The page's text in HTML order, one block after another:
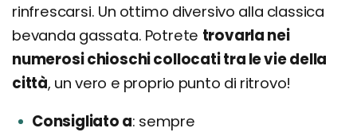
rinfrescarsi. Un ottimo diversivo alla classica
bevanda gassata. Potrete trovarla nei
numerosi chioschi collocati tra le vie della
città, un vero e proprio punto di ritrovo!
Consigliato a sempre